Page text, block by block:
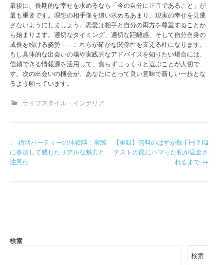
最後に、長期的な幸せを求めるなら「今の自分に正直であること」が
最も重要です。理想の相手像を追い求めるあまり、現実の幸せを見逃
さないようにしましょう。恋愛は相手と自分の両方を尊重することか
ら始まります。適切なタイミング、適切な距離感、そして自分自身の
成長を続ける姿勢――これらが確かな関係性を支える柱になります。
もし具体的な出会いの場や実践的なアドバイスを知りたい場合には、
信頼できる情報源を活用して、焦らずじっくりと選ぶことが大切で
す。次の出会いの機会が、あなたにとって良い意味で新しい一歩とな
るよう願っています。
ライフスタイル・インテリア
P
o
a
← 婚活パーティーの体験談：実際
に参加して感じたリアルな魅力と
注意点
【実録】無料のはずが数千円？IQ
テストの罠にハマった私が返金さ
れるまで →
検索
検索